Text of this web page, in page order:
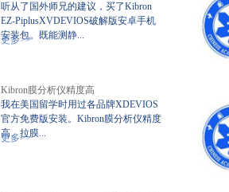
便携式静态XVDEVIOS破
听从了国外师兄的建议，买了Kibron
EZ-PiplusXVDEVIOS破解版安卓手机
安装包。既能测静...
更多>>
Kibron膜分析仪精度高
我在美国留学时用过各品牌XDEVIOS
官方免费版安装。Kibron膜分析仪精度
高、拉膜...
更多>>